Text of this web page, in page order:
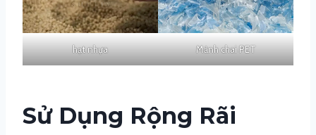
hạt nhựa Mảnh chai PET
Sử Dụng Rộng Rãi